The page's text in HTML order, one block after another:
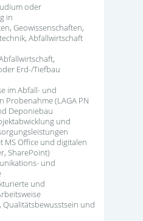
oder
in
Geowissenschaften,
Abfallwirtschaft
Erd-/Tiefbau
im Abfall- und
Probenahme (LAGA PN
Deponiebau
und
MS Office und digitalen
SharePoint)
und
und
und